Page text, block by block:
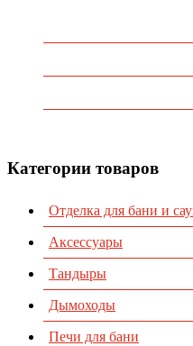
Категории товаров
Отделка для бани и
Аксессуары
Тандыры
Дымоходы
Печи для бани